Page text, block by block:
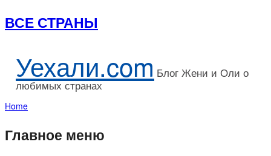
ВСЕ СТРАНЫ
Уехали.com Блог Жени и Оли о
любимых странах
Home
Главное меню